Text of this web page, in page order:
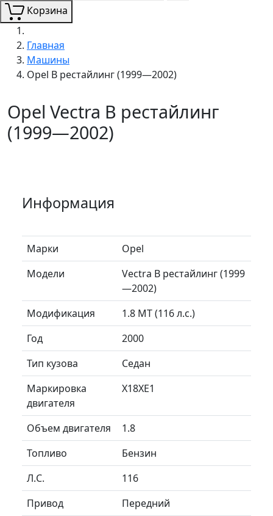
Корзина
Главная
Машины
Opel B рестайлинг (1999—2002)
Opel Vectra B рестайлинг
(1999—2002)
Информация
Марки
Opel
Модели
Vectra B рестайлинг (1999
—2002)
Модификация
1.8 MT (116 л.с.)
Год
2000
Тип кузова
Седан
Маркировка
двигателя
X18XE1
Объем двигателя
1.8
Топливо
Бензин
Л.C.
116
Привод
Передний